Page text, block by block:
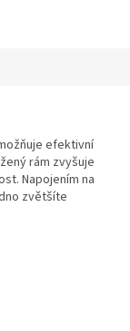
efektivní
rám zvyšuje
Napojením na
zvětšíte